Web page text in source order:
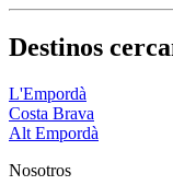
Destinos
L'Empordà
Costa Brava
Alt Empordà
Nosotros